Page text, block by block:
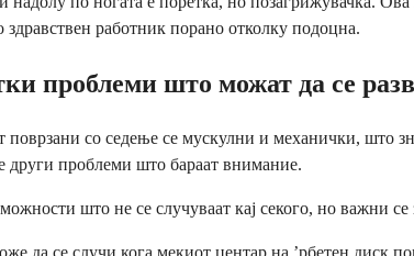
здравствен работник порано отколку подоцна.
проблеми што можат да се
поврзани со седење се мускулни и механички, што
други проблеми што бараат внимание.
што не се случуваат кај секого, но важни се
да се случи кога мекиот центар на ’рбетен диск